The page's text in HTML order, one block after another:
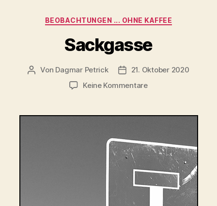
Kategorien
BEOBACHTUNGEN ... OHNE KAFFEE
Sackgasse
Beitragsautor
Von Dagmar Petrick Beitragsdatum
21. Oktober 2020
Keine Kommentarezu